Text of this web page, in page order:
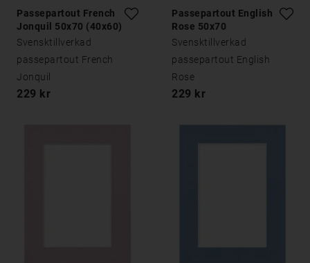
Passepartout French
Jonquil 50x70 (40x60)
Svensktillverkad
passepartout French
Jonquil
229 kr
Passepartout English
Rose 50x70
Svensktillverkad
passepartout English
Rose
229 kr